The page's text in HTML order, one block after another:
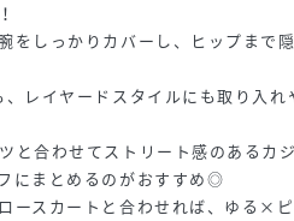
をしっかりカバーし、ヒップまで
レイヤードスタイルにも取り入れ
と合わせてストリート感のあるカ
にまとめるのがおすすめ◎
ースカートと合わせれば、ゆる×